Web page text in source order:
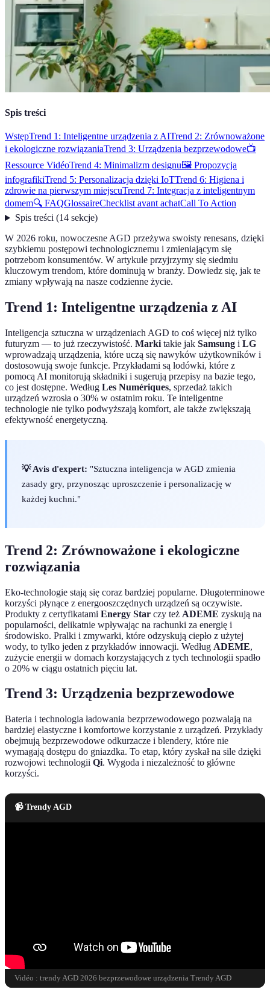
Spis treści
WstępTrend 1: Inteligentne urządzenia z AITrend 2: Zrównoważone
i ekologiczne rozwiązaniaTrend 3: Urządzenia bezprzewodowe📺
Ressource VidéoTrend 4: Minimalizm designu🖼 Propozycja
infografikiTrend 5: Personalizacja dzięki IoTTrend 6: Higiena i
zdrowie na pierwszym miejscuTrend 7: Integracja z inteligentnym
domem🔍 FAQGlossaireChecklist avant achatCall To Action
Spis treści(14 sekcje)
W 2026 roku, nowoczesne AGD przeżywa swoisty renesans, dzięki
szybkiemu postępowi technologicznemu i zmieniającym się
potrzebom konsumentów. W artykule przyjrzymy się siedmiu
kluczowym trendom, które dominują w branży. Dowiedz się, jak te
zmiany wpływają na nasze codzienne życie.
Trend 1: Inteligentne urządzenia z AI
Inteligencja sztuczna w urządzeniach AGD to coś więcej niż tylko
futuryzm — to już rzeczywistość. Marki takie jak Samsung i LG
wprowadzają urządzenia, które uczą się nawyków użytkowników i
dostosowują swoje funkcje. Przykładami są lodówki, które z
pomocą AI monitorują składniki i sugerują przepisy na bazie tego,
co jest dostępne. Według Les Numériques, sprzedaż takich
urządzeń wzrosła o 30% w ostatnim roku. Te inteligentne
technologie nie tylko podwyższają komfort, ale także zwiększają
efektywność energetyczną.
💡 Avis d'expert: "Sztuczna inteligencja w AGD zmienia
zasady gry, przynosząc uproszczenie i personalizację w
każdej kuchni."
Trend 2: Zrównoważone i ekologiczne
rozwiązania
Eko-technologie stają się coraz bardziej popularne. Długoterminowe
korzyści płynące z energooszczędnych urządzeń są oczywiste.
Produkty z certyfikatami Energy Star czy też ADEME zyskują na
popularności, delikatnie wpływając na rachunki za energię i
środowisko. Pralki i zmywarki, które odzyskują ciepło z użytej
wody, to tylko jeden z przykładów innowacji. Według ADEME,
zużycie energii w domach korzystających z tych technologii spadło
o 20% w ciągu ostatnich pięciu lat.
Trend 3: Urządzenia bezprzewodowe
Bateria i technologia ładowania bezprzewodowego pozwalają na
bardziej elastyczne i komfortowe korzystanie z urządzeń. Przykłady
obejmują bezprzewodowe odkurzacze i blendery, które nie
wymagają dostępu do gniazdka. To etap, który zyskał na sile dzięki
rozwojowi technologii Qi. Wygoda i niezależność to główne
korzyści.
📹 Trendy AGD
Vidéo : trendy AGD 2026 bezprzewodowe urządzenia Trendy AGD